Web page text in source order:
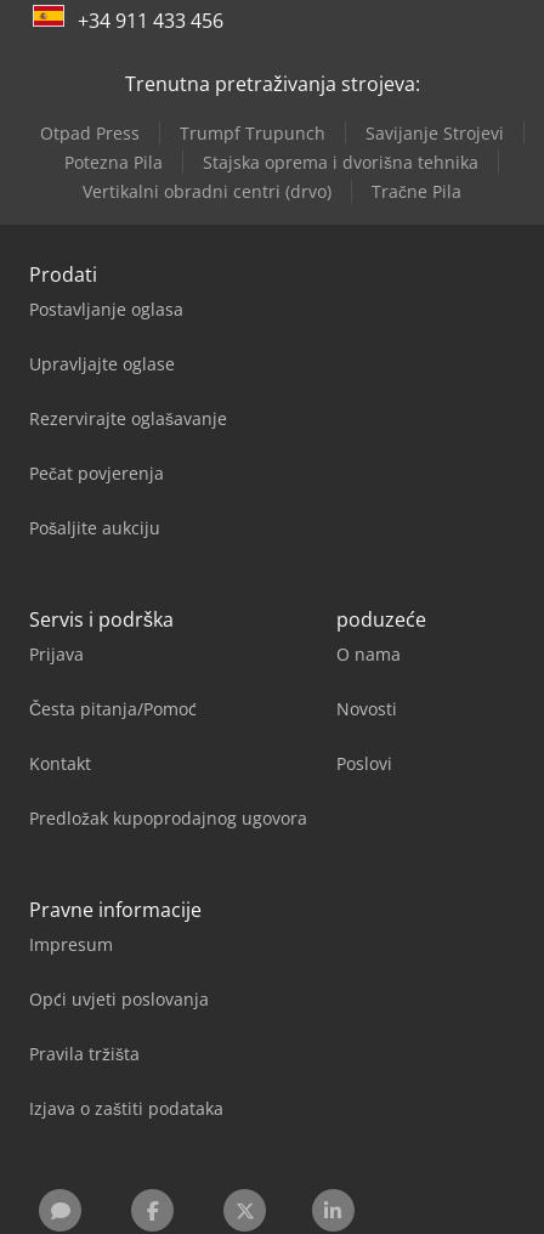
+34 911 433 456
Trenutna pretraživanja strojeva:
Otpad Press Trumpf Trupunch
Savijanje Strojevi
Potezna Pila
Stajska oprema i dvorišna tehnika
Vertikalni obradni centri (drvo)
Tračne Pila
Prodati
Postavljanje oglasa
Upravljajte oglase
Rezervirajte oglašavanje
Pečat povjerenja
Pošaljite aukciju
Servis i podrška
Prijava
Česta pitanja/Pomoć
Kontakt
Predložak kupoprodajnog ugovora
poduzeće
O nama
Novosti
Poslovi
Pravne informacije
Impresum
Opći uvjeti poslovanja
Pravila tržišta
Izjava o zaštiti podataka